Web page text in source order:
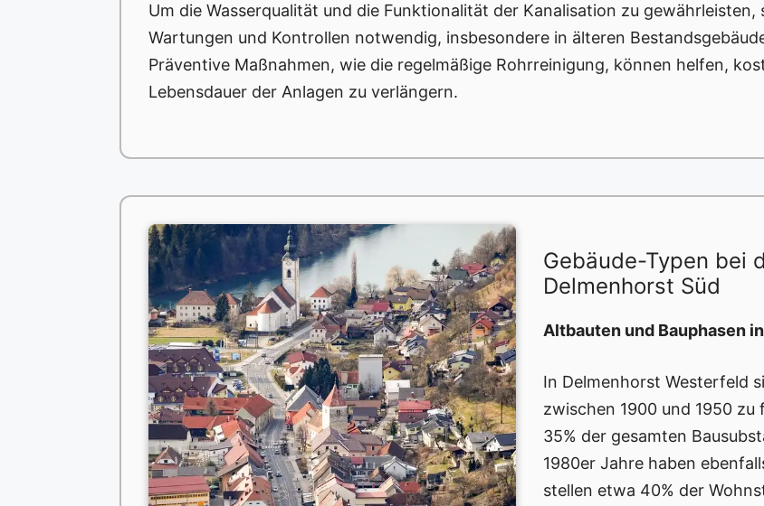
Um die Wasserqualität und die Funktionalität der Kanalisation zu
Wartungen und Kontrollen notwendig, insbesondere in älteren
Präventive Maßnahmen, wie die regelmäßige Rohrreinigung, können helfen,
Lebensdauer der Anlagen zu verlängern.
Gebäude-Typen bei
Delmenhorst Süd
Altbauten und Bauphasen
In Delmenhorst Westerfeld
zwischen 1900 und 1950 zu
35% der gesamten
1980er Jahre haben
stellen etwa 40% der